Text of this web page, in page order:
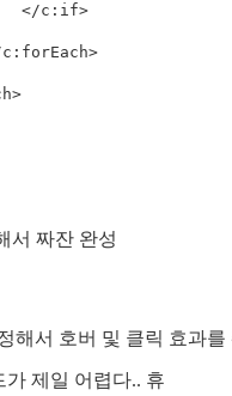
</c: if>
c: forEach>
>
서 짜잔 완성
해서 호버 및 클릭 효과를
가 제일 어렵다.. 휴